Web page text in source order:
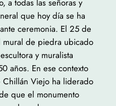
a todas las señoras y
que hoy día se ha
ceremonia. El 25 de
de piedra ubicado
y muralista
años. En ese contexto
Viejo ha liderado
que el monumento